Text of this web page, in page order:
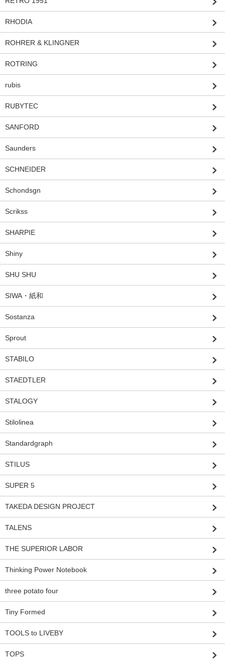
RHODIA
ROHRER & KLINGNER
ROTRING
rubis
RUBYTEC
SANFORD
Saunders
SCHNEIDER
Schondsgn
Scrikss
SHARPIE
Shiny
SHU SHU
SIWA・紙和
Sostanza
Sprout
STABILO
STAEDTLER
STALOGY
Stilolinea
Standardgraph
STILUS
SUPER 5
TAKEDA DESIGN PROJECT
TALENS
THE SUPERIOR LABOR
Thinking Power Notebook
three potato four
Tiny Formed
TOOLS to LIVEBY
TOPS